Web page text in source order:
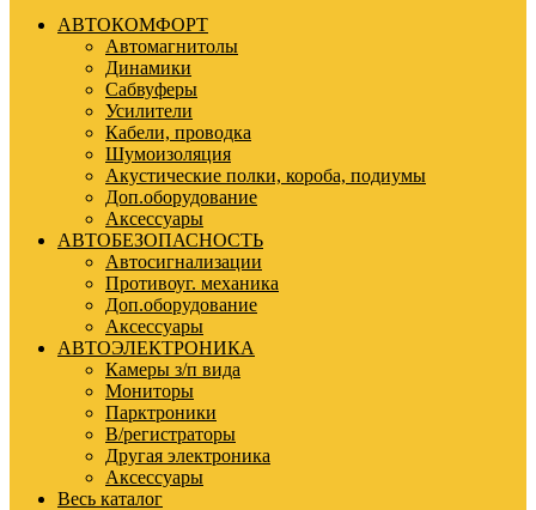
АВТОКОМФОРТ
Автомагнитолы
Динамики
Сабвуферы
Усилители
Кабели, проводка
Шумоизоляция
Акустические полки, короба, подиумы
Доп.оборудование
Аксессуары
АВТОБЕЗОПАСНОСТЬ
Автосигнализации
Противоуг. механика
Доп.оборудование
Аксессуары
АВТОЭЛЕКТРОНИКА
Камеры з/п вида
Мониторы
Парктроники
В/регистраторы
Другая электроника
Аксессуары
Весь каталог